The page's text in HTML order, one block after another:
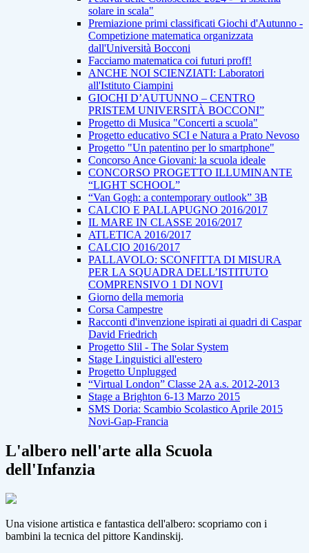
solare in scala"
Premiazione primi classificati Giochi d'Autunno -
Competizione matematica organizzata
dall'Università Bocconi
Facciamo matematica coi futuri proff!
ANCHE NOI SCIENZIATI: Laboratori
all'Istituto Ciampini
GIOCHI D’AUTUNNO – CENTRO
PRISTEM UNIVERSITÀ BOCCONI”
Progetto di Musica "Concerti a scuola"
Progetto educativo SCI e Natura a Prato Nevoso
Progetto "Un patentino per lo smartphone"
Concorso Ance Giovani: la scuola ideale
CONCORSO PROGETTO ILLUMINANTE
“LIGHT SCHOOL”
“Van Gogh: a contemporary outlook” 3B
CALCIO E PALLAPUGNO 2016/2017
IL MARE IN CLASSE 2016/2017
ATLETICA 2016/2017
CALCIO 2016/2017
PALLAVOLO: SCONFITTA DI MISURA
PER LA SQUADRA DELL’ISTITUTO
COMPRENSIVO 1 DI NOVI
Giorno della memoria
Corsa Campestre
Racconti d'invenzione ispirati ai quadri di Caspar
David Friedrich
Progetto Slil - The Solar System
Stage Linguistici all'estero
Progetto Unplugged
“Virtual London” Classe 2A a.s. 2012-2013
Stage a Brighton 6-13 Marzo 2015
SMS Doria: Scambio Scolastico Aprile 2015
Novi-Gap-Francia
L'albero nell'arte alla Scuola
dell'Infanzia
Una visione artistica e fantastica dell'albero: scopriamo con i
bambini la tecnica del pittore Kandinskij.